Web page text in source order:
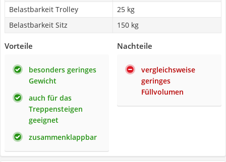
Belastbarkeit Trolley
25 kg
Belastbarkeit Sitz
150 kg
Vorteile
besonders geringes
Gewicht
auch für das
Treppensteigen
geeignet
zusammenklappbar
Nachteile
vergleichsweise
geringes
Füllvolumen